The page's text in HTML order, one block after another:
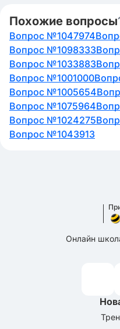
Похожие вопросы
Вопрос №1047974
Вопрос №1098333
Вопрос №1033883
Вопрос №1001000
Вопрос №1005654
Вопрос №1075964
Вопрос №1024275
Вопрос №1043913
Онлайн